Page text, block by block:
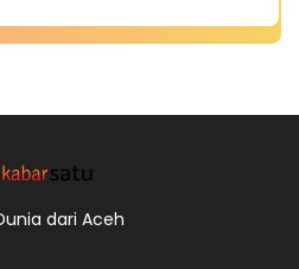
dari Aceh